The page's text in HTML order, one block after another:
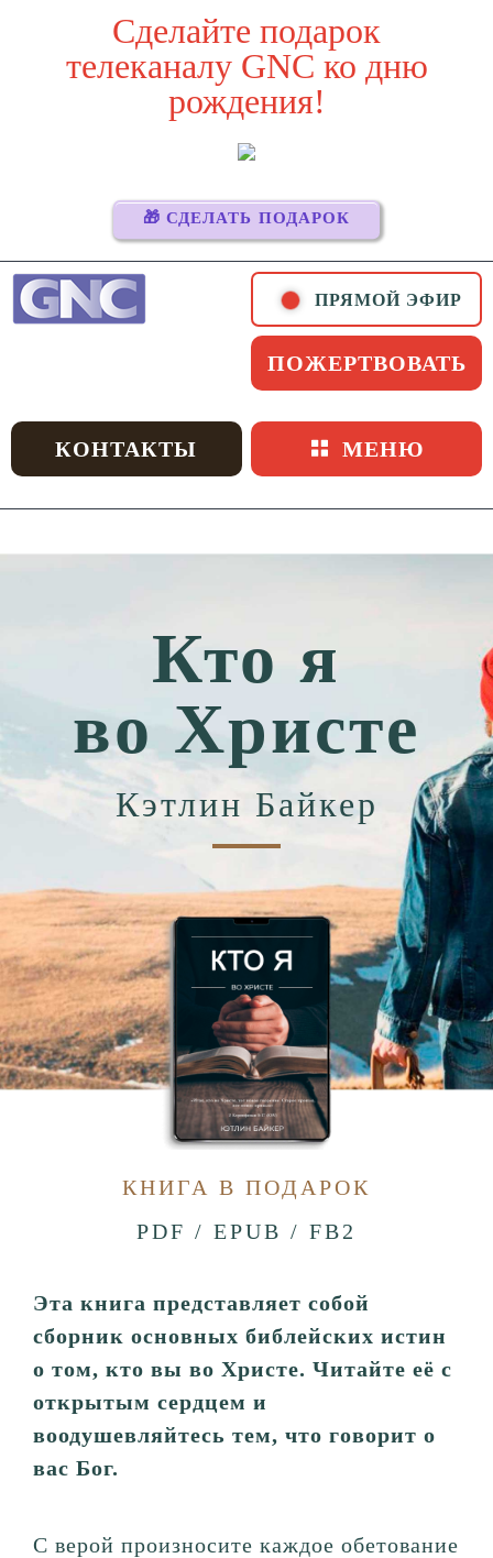
content
Сделайте подарок
телеканалу GNC ко дню
рождения!
🎁 СДЕЛАТЬ ПОДАРОК
ПРЯМОЙ ЭФИР
ПОЖЕРТВОВАТЬ
КОНТАКТЫ МЕНЮ
Кто я
во Христе
Кэтлин Байкер
КНИГА В ПОДАРОК
PDF / EPUB / FB2
Эта книга представляет собой
сборник основных библейских истин
о том, кто вы во Христе. Читайте её с
открытым сердцем и
воодушевляйтесь тем, что говорит о
вас Бог.
С верой произносите каждое обетование